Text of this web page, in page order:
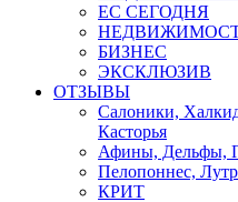
ЕС СЕГОДНЯ
БИЗНЕС
ЭКСКЛЮЗИВ
ОТЗЫВЫ
Салоники,
Касторья
Афины, Дельфы,
Пелопоннес,
КРИТ